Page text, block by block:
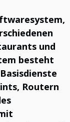
und
besteht
Routern